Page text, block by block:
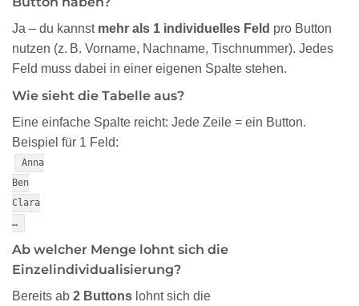
Ja – du kannst mehr als 1 individuelles Feld pro Button
nutzen (z. B. Vorname, Nachname, Tischnummer). Jedes
Feld muss dabei in einer eigenen Spalte stehen.
Wie sieht die Tabelle aus?
Eine einfache Spalte reicht: Jede Zeile = ein Button.
Beispiel für 1 Feld:
Anna
Ben
Clara
…
Ab welcher Menge lohnt sich die
Einzelindividualisierung?
Bereits ab 2 Buttons lohnt sich die